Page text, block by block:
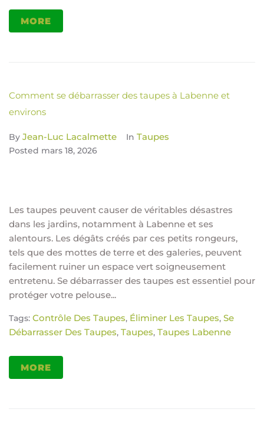
MORE
Comment se débarrasser des taupes à Labenne et
environs
By Jean-Luc Lacalmette In Taupes
Posted mars 18, 2026
Les taupes peuvent causer de véritables désastres
dans les jardins, notamment à Labenne et ses
alentours. Les dégâts créés par ces petits rongeurs,
tels que des mottes de terre et des galeries, peuvent
facilement ruiner un espace vert soigneusement
entretenu. Se débarrasser des taupes est essentiel pour
protéger votre pelouse...
Tags: Contrôle Des Taupes, Éliminer Les Taupes, Se
Débarrasser Des Taupes, Taupes, Taupes Labenne
MORE